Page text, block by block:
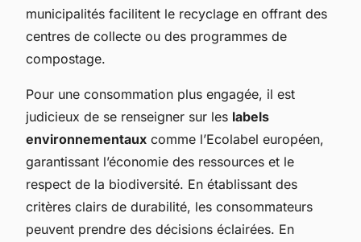
municipalités facilitent le recyclage en offrant des
centres de collecte ou des programmes de
compostage.
Pour une consommation plus engagée, il est
judicieux de se renseigner sur les labels
environnementaux comme l’Ecolabel européen,
garantissant l’économie des ressources et le
respect de la biodiversité. En établissant des
critères clairs de durabilité, les consommateurs
peuvent prendre des décisions éclairées. En